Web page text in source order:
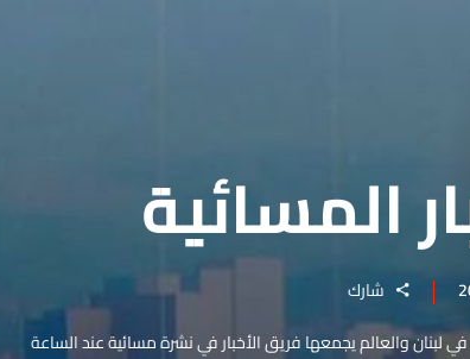
المسائية
شارك
في لبنان والعالم يجمعها فريق الأخبار في نشرة مسائية عند الساعة